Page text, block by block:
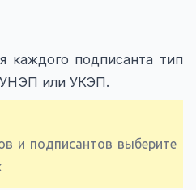
каждого подписанта тип
УНЭП или УКЭП.
и подписантов выберите